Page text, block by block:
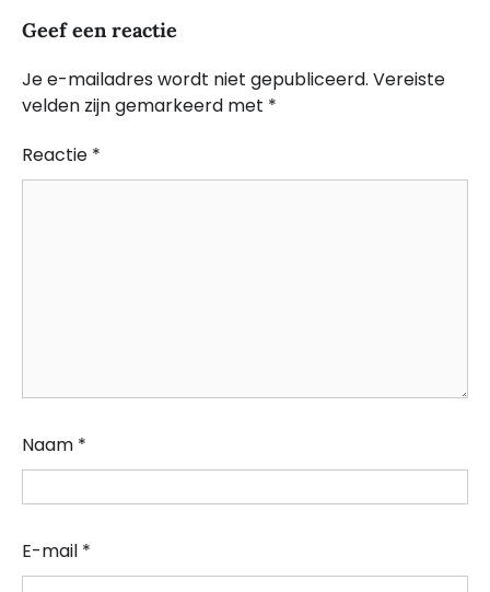
Geef een reactie
Je e-mailadres wordt niet gepubliceerd. Vereiste
velden zijn gemarkeerd met *
Reactie *
Naam *
E-mail *